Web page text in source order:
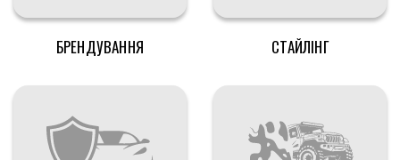
БРЕНДУВАННЯ СТАЙЛІНГ